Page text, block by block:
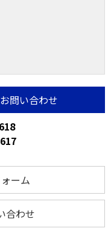
問い合わせ
ーム
合わせ